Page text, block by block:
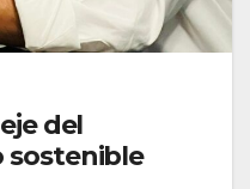
del
sostenible